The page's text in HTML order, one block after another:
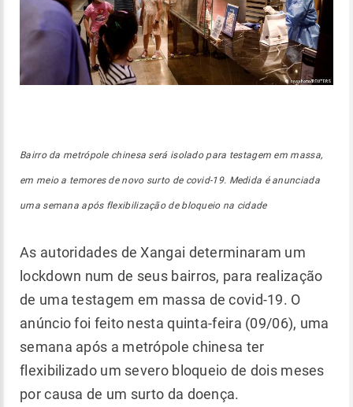
Bairro da metrópole chinesa será isolado para testagem em massa,
em meio a temores de novo surto de covid-19. Medida é anunciada
uma semana após flexibilização de bloqueio na cidade
As autoridades de Xangai determinaram um
lockdown num de seus bairros, para realização
de uma testagem em massa de covid-19. O
anúncio foi feito nesta quinta-feira (09/06), uma
semana após a metrópole chinesa ter
flexibilizado um severo bloqueio de dois meses
por causa de um surto da doença.